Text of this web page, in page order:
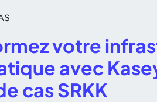
votre
avec
cas SRKK